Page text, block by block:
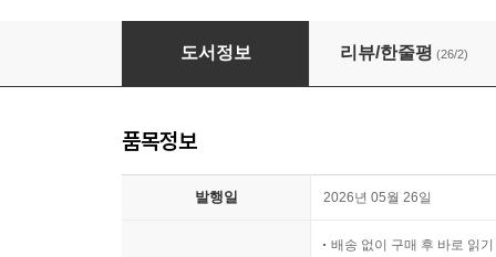
감정 수업
도서정보 리뷰/한줄평 (26/2)
품목정보
발행일 2026년 05월 26일
배송 없이 구매 후 바로 읽기